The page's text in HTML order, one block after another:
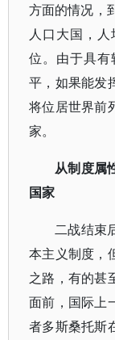
方面的情况，
人口大国，
位。由于具
平，如果能发
将位居世界前
家。
从制度属
国家
二战结束
本主义制度，
之路，有的甚
面前，国际上
者多斯桑托斯